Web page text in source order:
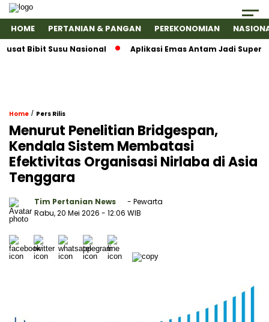
HOME PERTANIAN & PANGAN PEREKONOMIAN
Bibit Susu Nasional Aplikasi Emas Antam Jadi
Home / Pers Rilis
Menurut Penelitian Bridgespan,
Kendala Sistem Membatasi
Efektivitas Organisasi Nirlaba di Asia
Tenggara
Tim Pertanian News
- Pewarta
Rabu, 20 Mei 2026 - 12:06 WIB